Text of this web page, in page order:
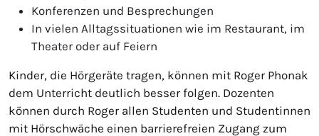
Konferenzen und Besprechungen
In vielen Alltagssituationen wie im Restaurant, im
Theater oder auf Feiern
Kinder, die Hörgeräte tragen, können mit Roger Phonak
dem Unterricht deutlich besser folgen. Dozenten
können durch Roger allen Studenten und Studentinnen
mit Hörschwäche einen barrierefreien Zugang zum